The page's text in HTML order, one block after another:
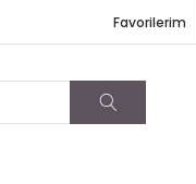
Favorilerim